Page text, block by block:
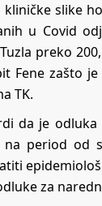
slike
u Covid
preko
Fene zašto
TK.
da je
na period od
za